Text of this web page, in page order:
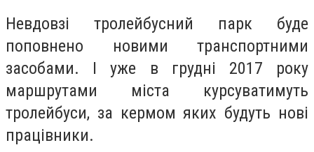
Невдовзі тролейбусний парк буде
поповнено новими транспортними
засобами. І уже в грудні 2017 року
маршрутами міста курсуватимуть
тролейбуси, за кермом яких будуть нові
працівники.